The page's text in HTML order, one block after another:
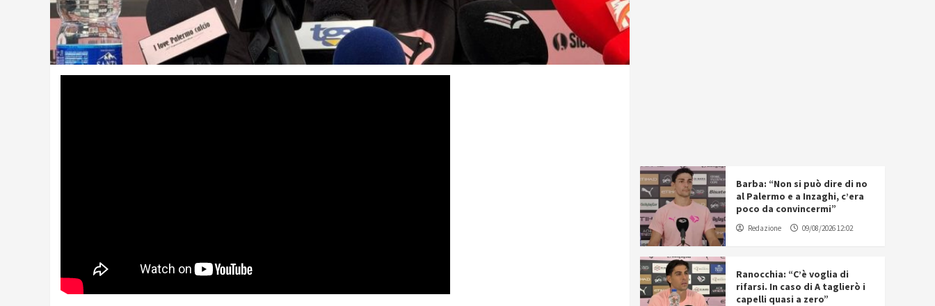
Barba: “Non si può dire di no
al Palermo e a Inzaghi, c’era
poco da convincermi”
Redazione 09/08/2026 12:02
Ranocchia: “C’è voglia di
rifarsi. In caso di A taglierò i
capelli quasi a zero”